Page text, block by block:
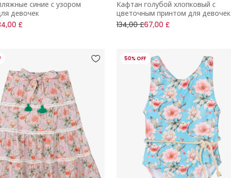
синие с узором
девочек
£
Кафтан голубой хлопковый с
цветочным принтом для девочек
134,00 £67,00 £
50% OFF